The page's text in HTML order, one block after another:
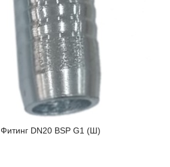
Фитинг DN20 BSP G1 (Ш)